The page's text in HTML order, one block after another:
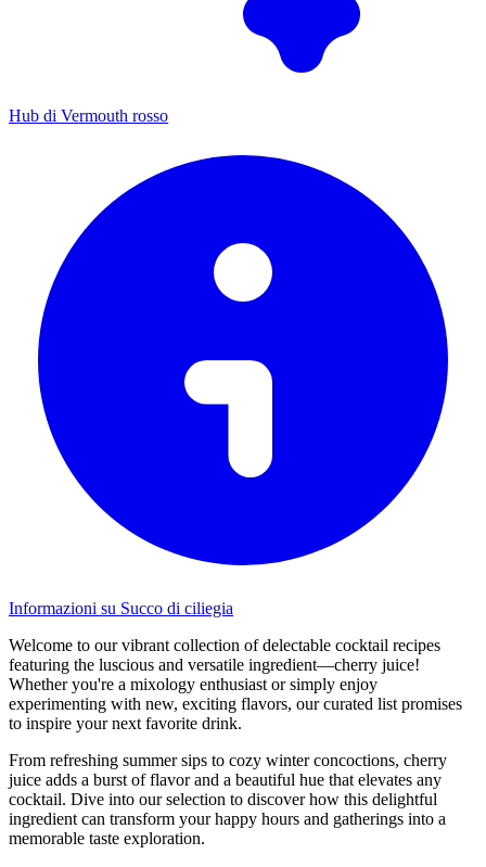
Hub di Vermouth rosso
Informazioni su Succo di ciliegia
Welcome to our vibrant collection of delectable cocktail recipes
featuring the luscious and versatile ingredient—cherry juice!
Whether you're a mixology enthusiast or simply enjoy
experimenting with new, exciting flavors, our curated list promises
to inspire your next favorite drink.
From refreshing summer sips to cozy winter concoctions, cherry
juice adds a burst of flavor and a beautiful hue that elevates any
cocktail. Dive into our selection to discover how this delightful
ingredient can transform your happy hours and gatherings into a
memorable taste exploration.